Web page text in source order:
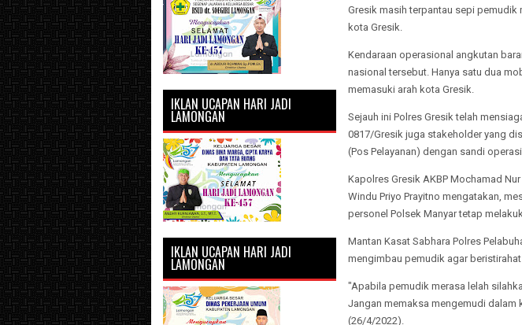
Gresik masih terpantau sepi
kota Gresik.
Kendaraan operasional angkutan
nasional tersebut. Hanya satu dua
memasuki arah kota Gresik.
Sejauh ini Polres Gresik telah
0817/Gresik juga stakeholder yang
(Pos Pelayanan) dengan sandi
Kapolres Gresik AKBP Mochamad
Windu Priyo Prayitno mengatakan,
personel Polsek Manyar tetap
Mantan Kasat Sabhara Polres
mengimbau pemudik agar
"Apabila pemudik merasa lelah
Jangan memaksa mengemudi dalam
(26/4/2022).
IKLAN UCAPAN HARI JADI
LAMONGAN
IKLAN UCAPAN HARI JADI
LAMONGAN